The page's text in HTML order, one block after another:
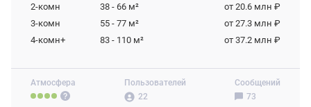
Атмосфера
Пользователей
22
Сообщений
73
2-комн
38 - 66 м²
от 20.6 млн ₽
3-комн
55 - 77 м²
от 27.3 млн ₽
4-комн+
83 - 110 м² от 37.2 млн ₽